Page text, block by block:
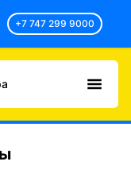
+7 747 299 9000